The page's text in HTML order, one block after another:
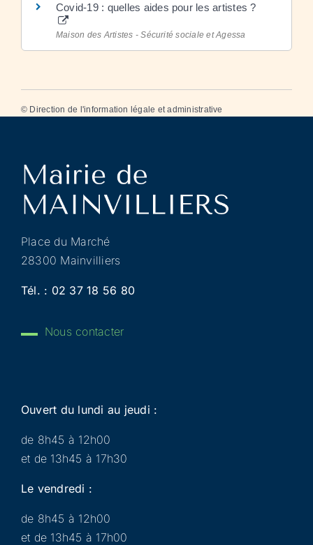
Covid-19 : quelles aides pour les artistes ?
Maison des Artistes - Sécurité sociale et Agessa
© Direction de l'information légale et administrative
Place du Marché
28300 Mainvilliers
Tél. : 02 37 18 56 80
Nous contacter
Ouvert du lundi au jeudi :
de 8h45 à 12h00
et de 13h45 à 17h30
Le vendredi :
de 8h45 à 12h00
et de 13h45 à 17h00